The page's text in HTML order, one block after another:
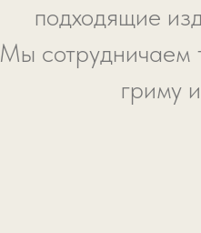
подходящие
Мы сотрудничаем
гриму